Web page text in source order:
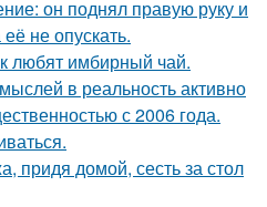
он поднял правую руку и
не опускать.
любят имбирный чай.
в реальность активно
с 2006 года.
придя домой, сесть за стол